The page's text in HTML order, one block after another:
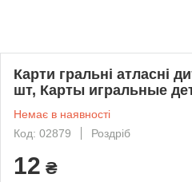
Карти гральні атласні
шт, Карты игральные
Немає в наявності
Код: 02879
Роздріб
12 ₴